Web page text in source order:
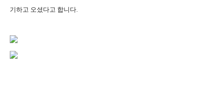
기하고 오셨다고 합니다.